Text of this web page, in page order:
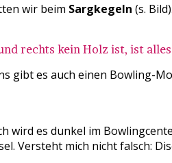
wir beim Sargkegeln (s.
rechts kein Holz ist, ist
gibt es auch einen Bowling-
wird es dunkel im
Versteht mich nicht falsch: